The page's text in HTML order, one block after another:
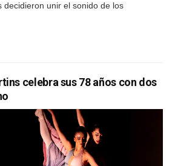
decidieron unir el sonido de los
celebra sus 78 años con dos